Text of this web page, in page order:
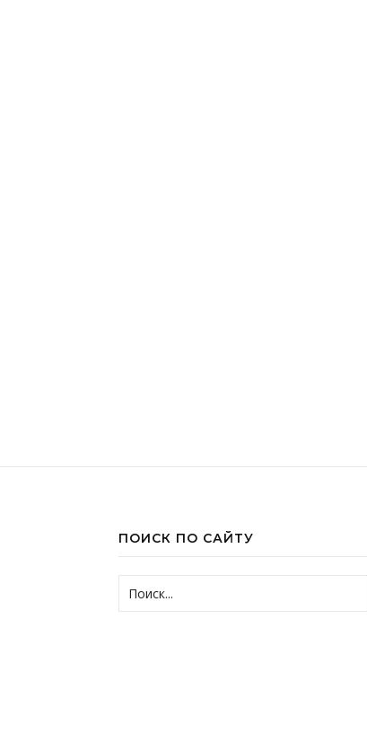
ПОИСК ПО САЙТУ